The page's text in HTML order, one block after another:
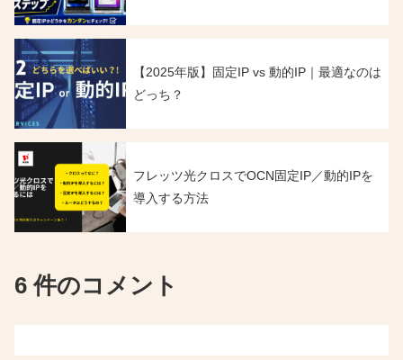
【2025年版】固定IP vs 動的IP｜最適なのは
どっち？
フレッツ光クロスでOCN固定IP／動的IPを
導入する方法
6 件のコメント